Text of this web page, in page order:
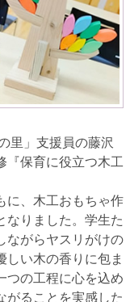
里」支援員の藤沢
『保育に役立つ木工
に、木工おもちゃ作
なりました。学生た
ながらヤスリがけの
い木の香りに包ま
つの工程に心を込め
がることを実感した